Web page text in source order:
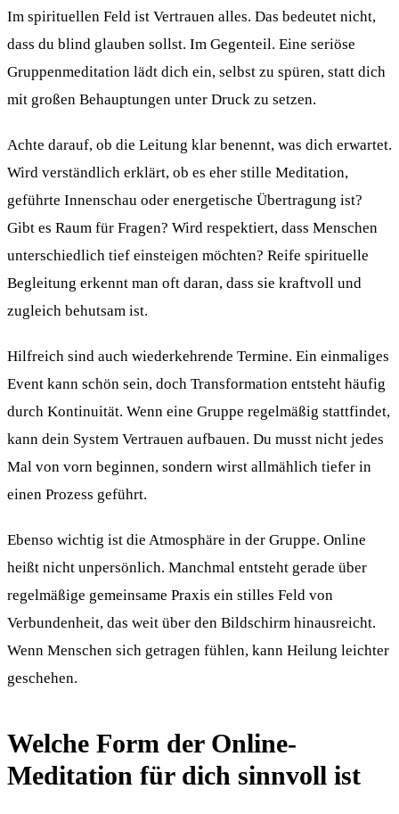
Im spirituellen Feld ist Vertrauen alles. Das bedeutet nicht,
dass du blind glauben sollst. Im Gegenteil. Eine seriöse
Gruppenmeditation lädt dich ein, selbst zu spüren, statt dich
mit großen Behauptungen unter Druck zu setzen.
Achte darauf, ob die Leitung klar benennt, was dich erwartet.
Wird verständlich erklärt, ob es eher stille Meditation,
geführte Innenschau oder energetische Übertragung ist?
Gibt es Raum für Fragen? Wird respektiert, dass Menschen
unterschiedlich tief einsteigen möchten? Reife spirituelle
Begleitung erkennt man oft daran, dass sie kraftvoll und
zugleich behutsam ist.
Hilfreich sind auch wiederkehrende Termine. Ein einmaliges
Event kann schön sein, doch Transformation entsteht häufig
durch Kontinuität. Wenn eine Gruppe regelmäßig stattfindet,
kann dein System Vertrauen aufbauen. Du musst nicht jedes
Mal von vorn beginnen, sondern wirst allmählich tiefer in
einen Prozess geführt.
Ebenso wichtig ist die Atmosphäre in der Gruppe. Online
heißt nicht unpersönlich. Manchmal entsteht gerade über
regelmäßige gemeinsame Praxis ein stilles Feld von
Verbundenheit, das weit über den Bildschirm hinausreicht.
Wenn Menschen sich getragen fühlen, kann Heilung leichter
geschehen.
Welche Form der Online-
Meditation für dich sinnvoll ist